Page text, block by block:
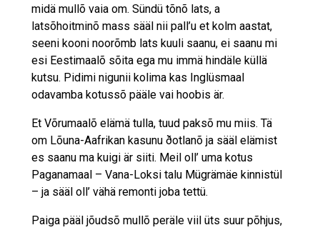
midä mullõ vaia om. Sündü tõnõ lats, a
latsõhoitminõ mass sääl nii pall’u et kolm aastat,
seeni kooni noorõmb lats kuuli saanu, ei saanu mi
esi Eestimaalõ sõita ega mu immä hindäle küllä
kutsu. Pidimi nigunii kolima kas Inglüsmaal
odavamba kotussõ pääle vai hoobis är.
Et Võrumaalõ elämä tulla, tuud paksõ mu miis. Tä
om Lõuna-Aafrikan kasunu ðotlanõ ja sääl elämist
es saanu ma kuigi är siiti. Meil oll’ uma kotus
Paganamaal – Vana-Loksi talu Mügrämäe kinnistül
– ja sääl oll’ vähä remonti joba tettü.
Paiga pääl jõudsõ mullõ peräle viil üts suur põhjus,